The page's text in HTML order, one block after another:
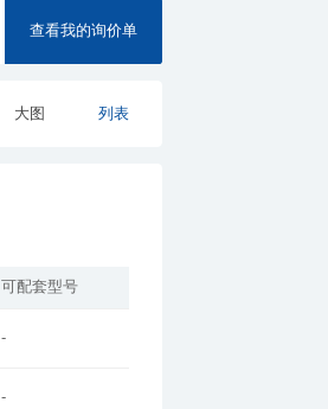
查看我的询价单
大图 列表
可配套型号
-
-